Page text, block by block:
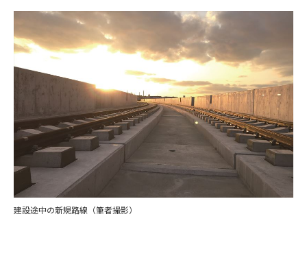
建設途中の新規路線（筆者撮影）